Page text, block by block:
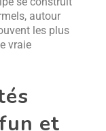
autour
les plus
vraie
et